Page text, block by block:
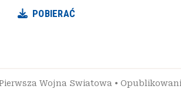
POBIERAĆ
Wojna Swiatowa •